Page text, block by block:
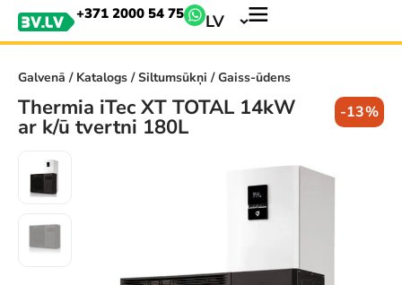
+371 2000 54 75 LV
Galvenā / Katalogs/Siltumsūkņi / Gaiss-ūdens
Thermia iTec XT TOTAL 14kW
ar k/ū tvertni 180L
-13%